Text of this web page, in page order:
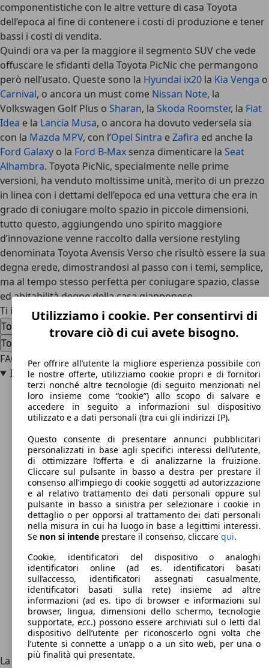
componentistiche con le altre vetture di casa Toyota
dell’epoca al fine di contenere i costi di produzione e tener
bassi i costi di vendita.
Quindi ora va per la maggiore il segmento SUV che vede
offuscare le sfidanti della Toyota PicNic che permangono
però nell’usato. Queste sono la Hyundai ix20 la Kia Venga o
Carnival, o ancora un must come Nissan Note, la
Volkswagen Golf Plus o Sharan, la Skoda Roomster, la Fiat
Idea e la Lancia Musa, o ancora ha dovuto vedersela sia
con la Mazda MPV, con l’Opel Sintra eZafira ed anche la
Ford Galaxy o la Ford B-Max senza dimenticare la Seat
Alhambra. Toyota PicNic, specialmente nelle prime
versioni, ha venduto moltissime unità, merito di un prezzo
in linea con i dettami dell’epoca ed una vettura che era in
grado di coniugare molto spazio in piccole dimensioni,
tutto questo, aggiungendo uno spirito maggiore
d’innovazione venne raccolto dalla versione restyling
denominata Toyota Avensis Verso che risultò essere la sua
degna erede, dimostrandosi al passo con i temi, semplice,
ma al tempo stesso perfetta per coniugare spazio, classe
ed abitabilità degne della casa giapponese.
Ti interessa la Toyota PicNic
Toyota PicNic usata
Toyota PicNic nuova auto
Toyota PicNic offerte concessionario
FAQ
In che anno è uscita Toyota PicNic?
La Toyota PicNic, la monovolume di casa Toyota, è uscita
Utilizziamo i cookie. Per consentirvi di
trovare ciò di cui avete bisogno.
Per offrire all’utente la migliore esperienza possibile con
le nostre offerte, utilizziamo cookie propri e di fornitori
terzi nonché altre tecnologie (di seguito menzionati nel
loro insieme come “cookie”) allo scopo di salvare e
accedere in seguito a informazioni sul dispositivo
utilizzato e a dati personali (tra cui gli indirizzi IP).
Questo consente di presentare annunci pubblicitari
personalizzati in base agli specifici interessi dell’utente,
di ottimizzare l’offerta e di analizzarne la fruizione.
Cliccare sul pulsante in basso a destra per prestare il
consenso all’impiego di cookie soggetti ad autorizzazione
e al relativo trattamento dei dati personali oppure sul
pulsante in basso a sinistra per selezionare i cookie in
dettaglio o per opporsi al trattamento dei dati personali
nella misura in cui ha luogo in base a legittimi interessi.
Se non si intende prestare il consenso, cliccare qui.
Cookie, identificatori del dispositivo o analoghi
identificatori online (ad es. identificatori basati
sull’accesso, identificatori assegnati casualmente,
identificatori basati sulla rete) insieme ad altre
informazioni (ad es. tipo di browser e informazioni sul
browser, lingua, dimensioni dello schermo, tecnologie
supportate, ecc.) possono essere archiviati sul o letti dal
dispositivo dell’utente per riconoscerlo ogni volta che
l’utente si connette a un’app o a un sito web, per una o
più finalità qui presentate.